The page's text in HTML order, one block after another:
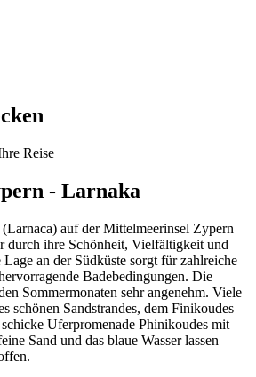
Reise
- Larnaka
auf der Mittelmeerinsel Zypern
durch ihre Schönheit, Vielfältigkeit und
Lage an der Südküste sorgt für zahlreiche
Badebedingungen. Die
Sommermonaten sehr angenehm. Viele
schönen Sandstrandes, dem Finikoudes
Uferpromenade Phinikoudes mit
Sand und das blaue Wasser lassen